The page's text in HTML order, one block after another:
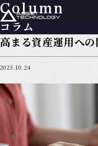
Column
コラム
高まる資産運用へ
2023.10.24